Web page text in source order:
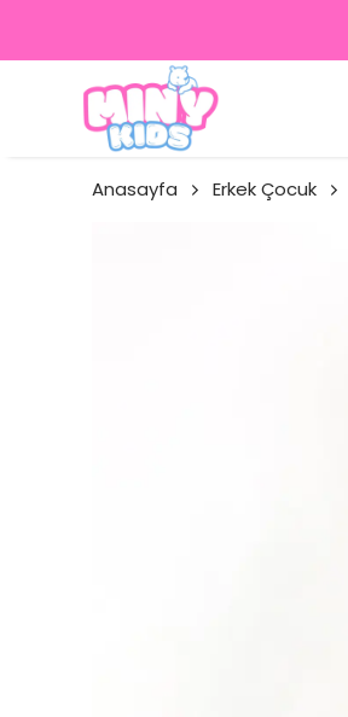
Anasayfa Erkek Çocuk